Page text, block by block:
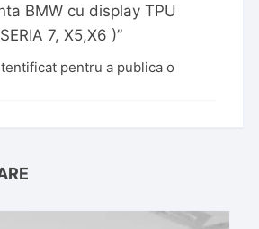
BMW cu display TPU
7, X5,X6 )”
pentru a publica o